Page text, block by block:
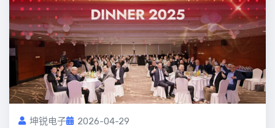
坤锐电子 2026-04-29